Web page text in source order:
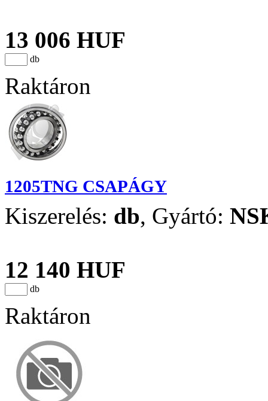
13 006 HUF
db
Raktáron
1205TNG CSAPÁGY
Kiszerelés: db, Gyártó:
12 140 HUF
db
Raktáron